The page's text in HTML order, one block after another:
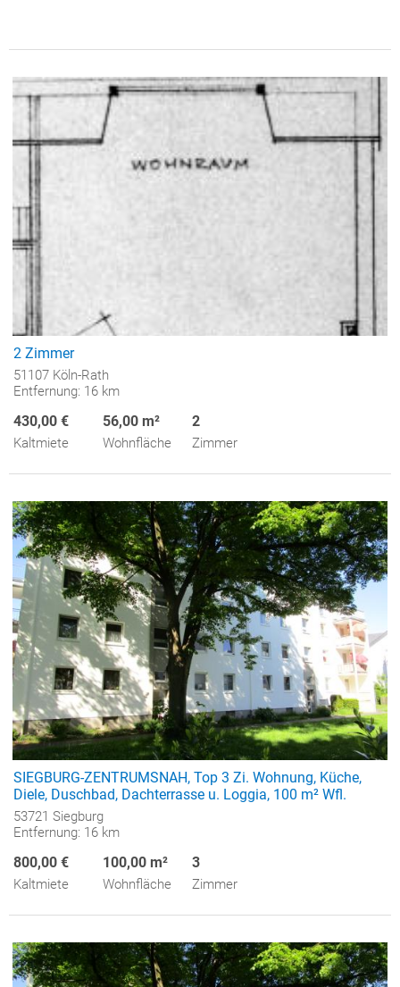
2 Zimmer
51107 Köln-Rath
Entfernung: 16 km
430,00 €
Kaltmiete
56,00 m²
Wohnfläche
2
Zimmer
SIEGBURG-ZENTRUMSNAH, Top 3 Zi. Wohnung, Küche,
Diele, Duschbad, Dachterrasse u. Loggia, 100 m² Wfl.
53721 Siegburg
Entfernung: 16 km
800,00 €
Kaltmiete
100,00 m²
Wohnfläche
3
Zimmer